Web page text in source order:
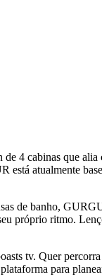
4 cabinas que
atualmente
de banho,
próprio ritmo.
tv. Quer
para